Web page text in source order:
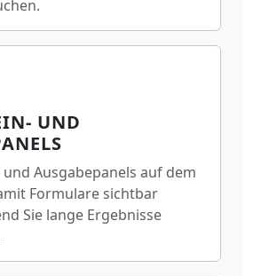
UND
und Ausgabepanels auf dem
Formulare sichtbar
Sie lange Ergebnisse